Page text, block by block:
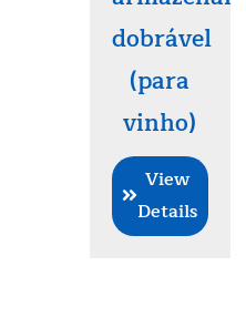
dobrável
(para
vinho)
View
Details